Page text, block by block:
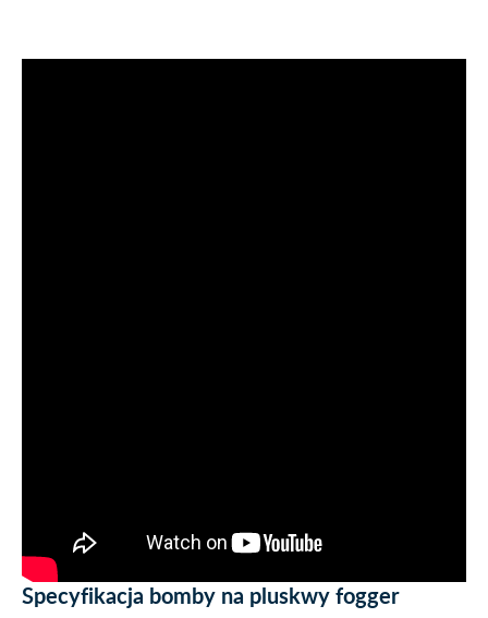
Specyfikacja bomby na pluskwy fogger